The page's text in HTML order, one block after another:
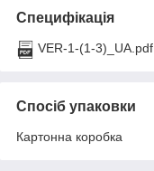
Специфікація
VER-1-(1-3)_UA.pdf
Спосіб упаковки
Картонна коробка